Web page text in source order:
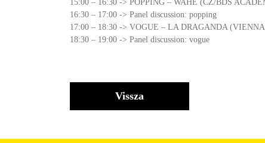
15:00 – 16:30 -> POPPING – WAHE (CZ/BDS
16:30 – 17:00 -> Panel discussion: popping
17:00 – 18:30 -> VOGUE – LA DRAGANDA
18:30 – 19:00 -> Panel discussion: vogue
Vissza